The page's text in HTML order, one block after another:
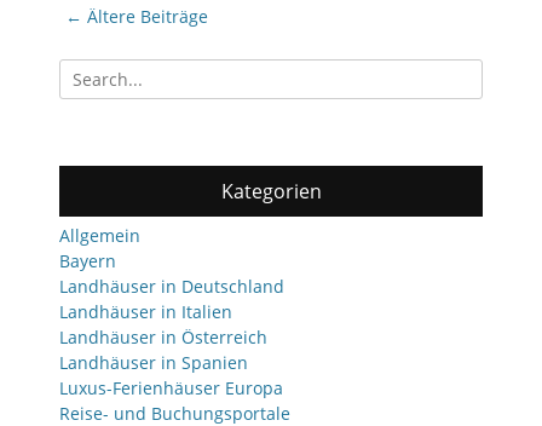
Post
← Ältere Beiträge
Search
for:
Kategorien
Allgemein
Bayern
Landhäuser in Deutschland
Landhäuser in Italien
Landhäuser in Österreich
Landhäuser in Spanien
Luxus-Ferienhäuser Europa
Reise- und Buchungsportale